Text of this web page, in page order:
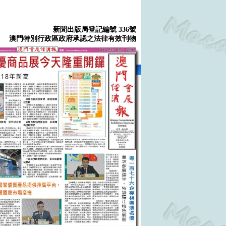
新聞出版局登記編號 336號
澳門特別行政區政府承認之法律有效刊物